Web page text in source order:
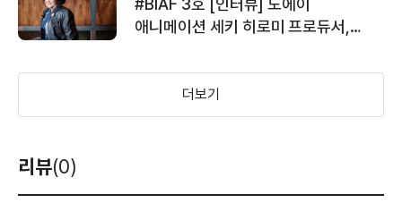
#BIAF 3호 [인터뷰] 도에이
애니메이션 세키 히로미 프로듀서,
더보기
리뷰(0)